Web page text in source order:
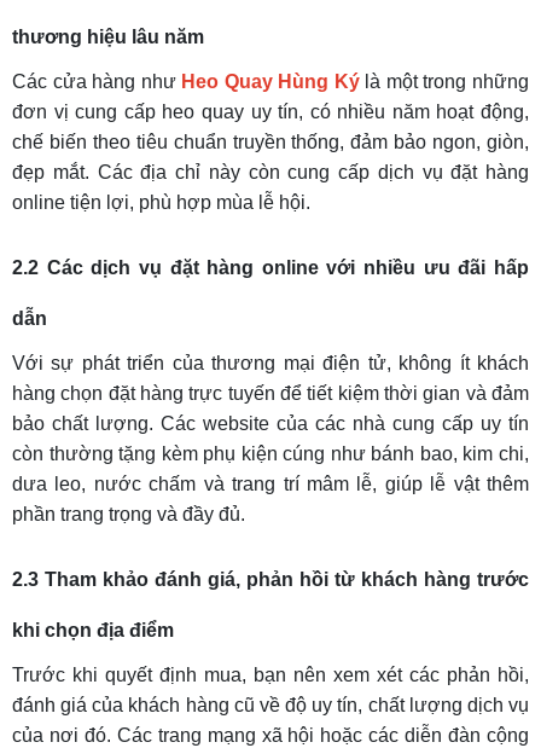
thương hiệu lâu năm
Các cửa hàng như Heo Quay Hùng Ký là một trong những
đơn vị cung cấp heo quay uy tín, có nhiều năm hoạt động,
chế biến theo tiêu chuẩn truyền thống, đảm bảo ngon, giòn,
đẹp mắt. Các địa chỉ này còn cung cấp dịch vụ đặt hàng
online tiện lợi, phù hợp mùa lễ hội.
2.2 Các dịch vụ đặt hàng online với nhiều ưu đãi hấp
dẫn
Với sự phát triển của thương mại điện tử, không ít khách
hàng chọn đặt hàng trực tuyến để tiết kiệm thời gian và đảm
bảo chất lượng. Các website của các nhà cung cấp uy tín
còn thường tặng kèm phụ kiện cúng như bánh bao, kim chi,
dưa leo, nước chấm và trang trí mâm lễ, giúp lễ vật thêm
phần trang trọng và đầy đủ.
2.3 Tham khảo đánh giá, phản hồi từ khách hàng trước
khi chọn địa điểm
Trước khi quyết định mua, bạn nên xem xét các phản hồi,
đánh giá của khách hàng cũ về độ uy tín, chất lượng dịch vụ
của nơi đó. Các trang mạng xã hội hoặc các diễn đàn cộng